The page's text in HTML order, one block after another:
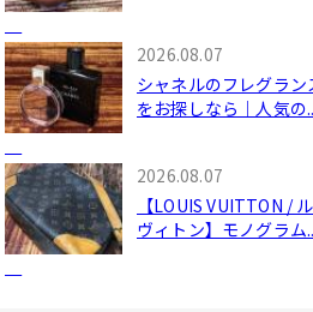
2026.08.07
シャネルのフレグラン
をお探しなら｜人気の
2026.08.07
【LOUIS VUITTON /
ヴィトン】モノグラム